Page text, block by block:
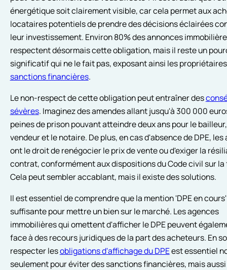
énergétique soit clairement visible, car cela permet aux
locataires potentiels de prendre des décisions éclairées
leur investissement. Environ 80% des annonces
respectent désormais cette obligation, mais il reste un
significatif qui ne le fait pas, exposant ainsi les
sanctions financières.
Le non-respect de cette obligation peut entraîner des
sévères. Imaginez des amendes allant jusqu'à 300 000
peines de prison pouvant atteindre deux ans pour le
vendeur et le notaire. De plus, en cas d'absence de DPE,
ont le droit de renégocier le prix de vente ou d'exiger la
contrat, conformément aux dispositions du Code civil sur la
Cela peut sembler accablant, mais il existe des solutions.
Il est essentiel de comprendre que la mention 'DPE en
suffisante pour mettre un bien sur le marché. Les agences
immobilières qui omettent d'afficher le DPE peuvent
face à des recours juridiques de la part des acheteurs. En
respecter lesobligations d'affichage du DPEest essentiel
seulement pour éviter des sanctions financières, mais